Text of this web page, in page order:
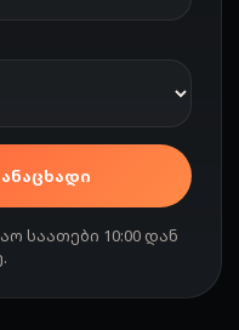
საათები 10:00 დან